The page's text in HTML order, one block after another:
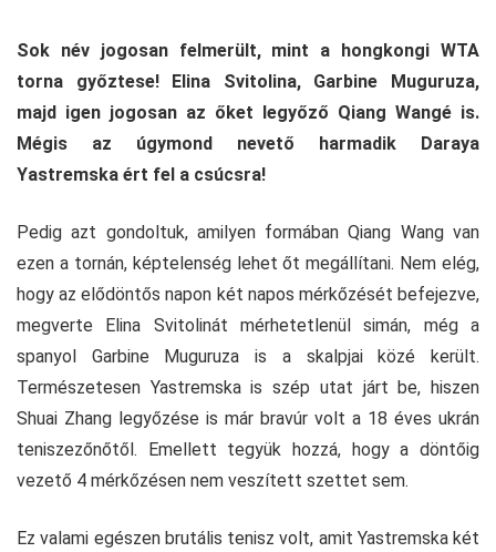
Sok név jogosan felmerült, mint a hongkongi WTA
torna győztese! Elina Svitolina, Garbine Muguruza,
majd igen jogosan az őket legyőző Qiang Wangé is.
Mégis az úgymond nevető harmadik Daraya
Yastremska ért fel a csúcsra!
Pedig azt gondoltuk, amilyen formában Qiang Wang van
ezen a tornán, képtelenség lehet őt megállítani. Nem elég,
hogy az elődöntős napon két napos mérkőzését befejezve,
megverte Elina Svitolinát mérhetetlenül simán, még a
spanyol Garbine Muguruza is a skalpjai közé került.
Természetesen Yastremska is szép utat járt be, hiszen
Shuai Zhang legyőzése is már bravúr volt a 18 éves ukrán
teniszezőnőtől. Emellett tegyük hozzá, hogy a döntőig
vezető 4 mérkőzésen nem veszített szettet sem.
Ez valami egészen brutális tenisz volt, amit Yastremska két